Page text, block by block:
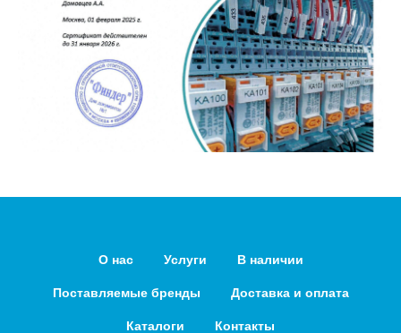
О нас Услуги В наличии
Поставляемые бренды Доставка и оплата
Каталоги Контакты